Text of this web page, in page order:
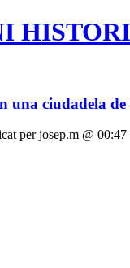
una ciudadela
per josep.m @ 00:47